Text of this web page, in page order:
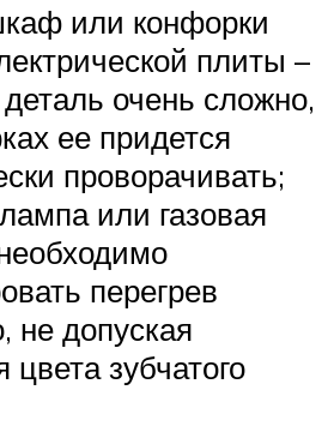
или конфорки
плиты –
деталь очень сложно,
ее придется
проворачивать;
или газовая
перегрев
не допуская
цвета зубчатого